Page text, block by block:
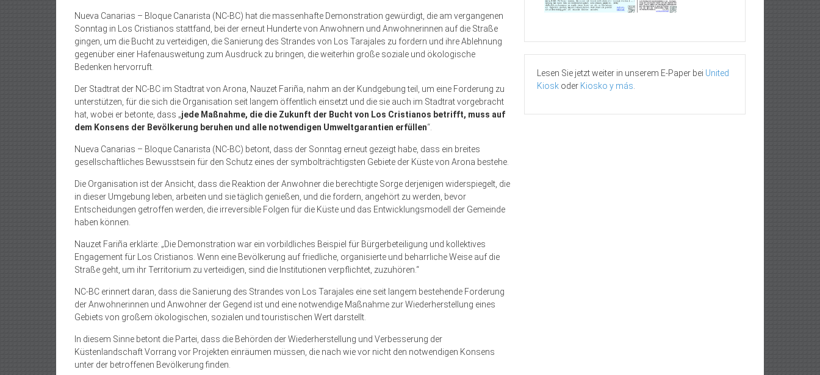
Nueva Canarias – Bloque Canarista (NC-BC) hat die massenhafte Demonstration gewürdigt, die am vergangenen
Sonntag in Los Cristianos stattfand, bei der erneut Hunderte von Anwohnern und Anwohnerinnen auf die Straße
gingen, um die Bucht zu verteidigen, die Sanierung des Strandes von Los Tarajales zu fordern und ihre Ablehnung
gegenüber einer Hafenausweitung zum Ausdruck zu bringen, die weiterhin große soziale und ökologische
Bedenken hervorruft.
Der Stadtrat der NC-BC im Stadtrat von Arona, Nauzet Fariña, nahm an der Kundgebung teil, um eine Forderung zu
unterstützen, für die sich die Organisation seit langem öffentlich einsetzt und die sie auch im Stadtrat vorgebracht
hat, wobei er betonte, dass „jede Maßnahme, die die Zukunft der Bucht von Los Cristianos betrifft, muss auf
dem Konsens der Bevölkerung beruhen und alle notwendigen Umweltgarantien erfüllen“.
Nueva Canarias – Bloque Canarista (NC-BC) betont, dass der Sonntag erneut gezeigt habe, dass ein breites
gesellschaftliches Bewusstsein für den Schutz eines der symbolträchtigsten Gebiete der Küste von Arona bestehe.
Die Organisation ist der Ansicht, dass die Reaktion der Anwohner die berechtigte Sorge derjenigen widerspiegelt, die
in dieser Umgebung leben, arbeiten und sie täglich genießen, und die fordern, angehört zu werden, bevor
Entscheidungen getroffen werden, die irreversible Folgen für die Küste und das Entwicklungsmodell der Gemeinde
haben können.
Nauzet Fariña erklärte: „Die Demonstration war ein vorbildliches Beispiel für Bürgerbeteiligung und kollektives
Engagement für Los Cristianos. Wenn eine Bevölkerung auf friedliche, organisierte und beharrliche Weise auf die
Straße geht, um ihr Territorium zu verteidigen, sind die Institutionen verpflichtet, zuzuhören.“
NC-BC erinnert daran, dass die Sanierung des Strandes von Los Tarajales eine seit langem bestehende Forderung
der Anwohnerinnen und Anwohner der Gegend ist und eine notwendige Maßnahme zur Wiederherstellung eines
Gebiets von großem ökologischen, sozialen und touristischen Wert darstellt.
In diesem Sinne betont die Partei, dass die Behörden der Wiederherstellung und Verbesserung der
Küstenlandschaft Vorrang vor Projekten einräumen müssen, die nach wie vor nicht den notwendigen Konsens
unter der betroffenen Bevölkerung finden.
Lesen Sie jetzt weiter in unserem E-Paper bei United
Kiosk oder Kiosko y más